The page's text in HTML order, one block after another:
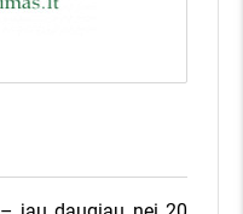
daugiau nei 400